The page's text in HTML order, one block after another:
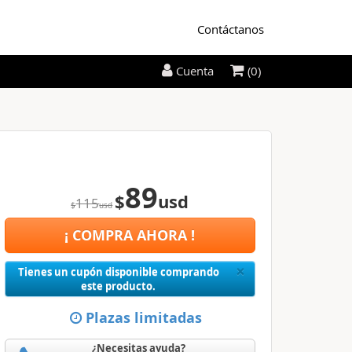
Contáctanos
$115usd $89usd
¡ COMPRA AHORA !
×Close
Tienes un cupón disponible comprando
este producto.
Plazas limitadas
¿Necesitas ayuda?
Cuenta (0)